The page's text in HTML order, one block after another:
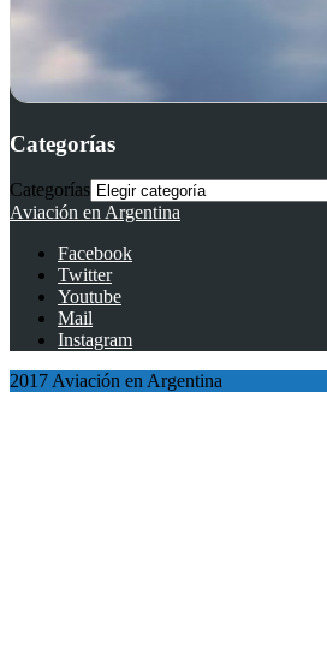
Categorías
Categorías
Aviación en Argentina
Facebook
Twitter
Youtube
Mail
Instagram
2017 Aviación en Argentina